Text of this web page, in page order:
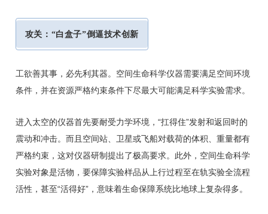
攻关：“白盒子”倒逼技术创新
工欲善其事，必先利其器。空间生命科学仪器需要满足空间环境
条件，并在资源严格约束条件下尽最大可能满足科学实验需求。
进入太空的仪器首先要耐受力学环境，“扛得住”发射和返回时的
震动和冲击。而且空间站、卫星或飞船对载荷的体积、重量都有
严格约束，这对仪器研制提出了极高要求。此外，空间生命科学
实验对象是活物，要保障实验样品从上行过程至在轨实验全流程
活性，甚至“活得好”，意味着生命保障系统比地球上复杂得多。